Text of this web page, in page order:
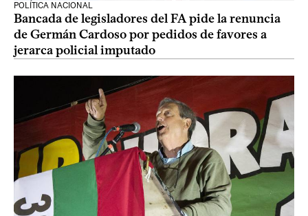
POLÍTICA NACIONAL
Bancada de legisladores del FA pide la renuncia
de Germán Cardoso por pedidos de favores a
jerarca policial imputado